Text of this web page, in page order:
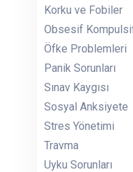
Korku ve Fobiler
Obsesif
Öfke Problemleri
Panik Sorunları
Sınav Kaygısı
Sosyal Anksiyete
Stres Yönetimi
Travma
Uyku Sorunları